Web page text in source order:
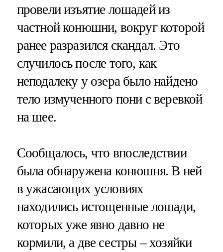
провели изъятие лошадей из
частной конюшни, вокруг которой
ранее разразился скандал. Это
случилось после того, как
неподалеку у озера было найдено
тело измученного пони с веревкой
на шее.
Сообщалось, что впоследствии
была обнаружена конюшня. В ней
в ужасающих условиях
находились истощенные лошади,
которых уже явно давно не
кормили, а две сестры – хозяйки